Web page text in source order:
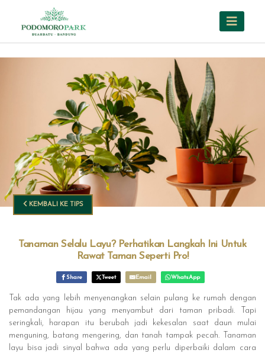
KEMBALI KE TIPS
Tanaman Selalu Layu? Perhatikan Langkah Ini Untuk
Rawat Taman Seperti Pro!
Share Tweet Email WhatsApp
Tak ada yang lebih menyenangkan selain pulang ke rumah dengan
pemandangan hijau yang menyambut dari taman pribadi. Tapi
seringkali, harapan itu berubah jadi kekesalan saat daun mulai
menguning, batang mengering, dan tanah tampak pecah. Tanaman
layu bisa jadi sinyal bahwa ada yang perlu diperbaiki dalam cara